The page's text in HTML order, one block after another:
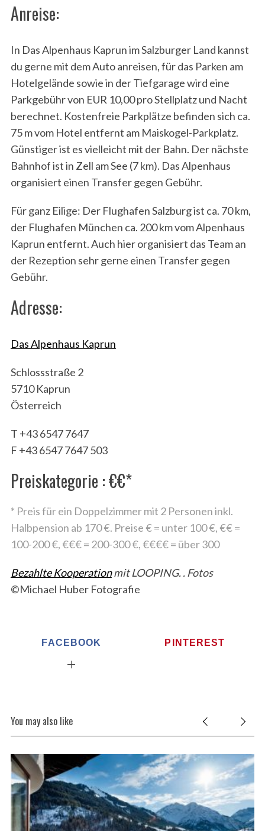
Anreise:
In Das Alpenhaus Kaprun im Salzburger Land kannst
du gerne mit dem Auto anreisen, für das Parken am
Hotelgelände sowie in der Tiefgarage wird eine
Parkgebühr von EUR 10,00 pro Stellplatz und Nacht
berechnet. Kostenfreie Parkplätze befinden sich ca.
75 m vom Hotel entfernt am Maiskogel-Parkplatz.
Günstiger ist es vielleicht mit der Bahn. Der nächste
Bahnhof ist in Zell am See (7 km). Das Alpenhaus
organisiert einen Transfer gegen Gebühr.
Für ganz Eilige: Der Flughafen Salzburg ist ca. 70 km,
der Flughafen München ca. 200 km vom Alpenhaus
Kaprun entfernt. Auch hier organisiert das Team an
der Rezeption sehr gerne einen Transfer gegen
Gebühr.
Adresse:
Das Alpenhaus Kaprun
Schlossstraße 2
5710 Kaprun
Österreich
T +43 6547 7647
F +43 6547 7647 503
Preiskategorie : €€*
* Preis für ein Doppelzimmer mit 2 Personen inkl.
Halbpension ab 170 €. Preise € = unter 100 €, €€ =
100-200 €, €€€ = 200-300 €, €€€€ = über 300
Bezahlte Kooperationmit LOOPING. . Fotos
©Michael Huber Fotografie
FACEBOOK PINTEREST
You may also like